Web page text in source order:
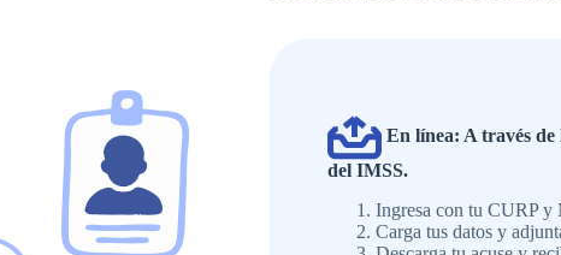
En línea: A través
del IMSS.
Ingresa con tu CURP y
Carga tus datos y
Descarga tu acuse y